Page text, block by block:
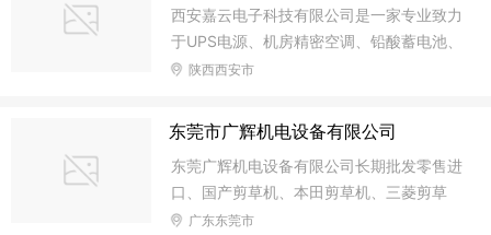
地、道路交通维护、以及工厂、企业、医院
等部门，作
公司经销的西安西玛电机、高压电机，直流电机，变频电机、起
重电机、防爆电机、步进电机，步进驱动器，摆线减速机、微电
机、单相电机、发电机、风机风扇.电机配件，手 动液压叉
西安嘉云电子科技有限公司是一家专业致力
于UPS电源、机房精密空调、铅酸蓄电池、
稳压电源、汽油发电机、柴油发电机、直流
西安嘉云电子科技有限公司现已为西奥根EP
S电源华北区总代理、APC 中小型功率机代
理商、爱克赛分销商、梅兰日兰代理商、艾
默生陕西分销商、法国约顿机房精密空调在
陕西西安地区的销售及售后服务、美国山特
陕西西安市
东莞市广辉机电设备有限公司
东莞广辉机电设备有限公司长期批发零售进
口、国产剪草机、本田剪草机、三菱剪草
机、千叶剪草机、罗宾剪草机、座驾式草坪
广东东莞市